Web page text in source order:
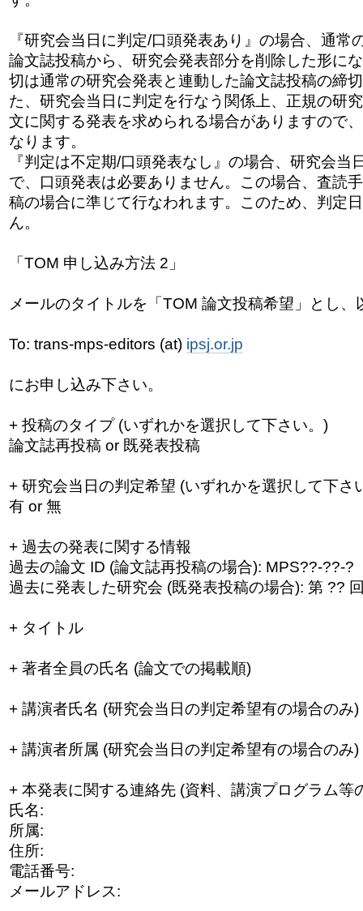
『研究会当日に判定/口頭発表あり』の場合、通常
論文誌投稿から、研究会発表部分を削除した形に
切は通常の研究会発表と連動した論文誌投稿の締
た、研究会当日に判定を行なう関係上、 正規の研
文に関する発表を求められる場合がありますので
なります。
『判定は不定期/口頭発表なし』の場合、研究会当
で、口頭発表は必要ありません。この場合、査読
稿の場合に準じて行なわれます。このため、 判定
ん。
「TOM 申し込み方法 2」
メールのタイトルを「TOM 論文投稿希望」とし
To: trans-mps-editors (at) ipsj.or.jp
にお申し込み下さい。
+ 投稿のタイプ (いずれかを選択して下さい。)
論文誌再投稿 or 既発表投稿
+ 研究会当日の判定希望 (いずれかを選択して下さ
有 or 無
+ 過去の発表に関する情報
過去の論文 ID (論文誌再投稿の場合): MPS??-??-?
過去に発表した研究会 (既発表投稿の場合): 第 ??
+ タイトル
+ 著者全員の氏名 (論文での掲載順)
+ 講演者氏名 (研究会当日の判定希望有の場合のみ)
+ 講演者所属 (研究会当日の判定希望有の場合のみ)
+ 本発表に関する連絡先 (資料、講演プログラム等
氏名:
所属:
住所:
電話番号:
メールアドレス: